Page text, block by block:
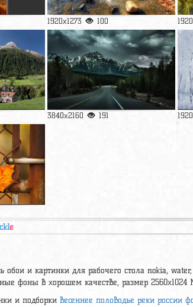
1920x1273 100
3840x2160 191
e
обои и картинки для рабочего стола nokia,
фоны в хорошем качестве, размер 2560x1024
и подборкивесеннее половодье реки россии